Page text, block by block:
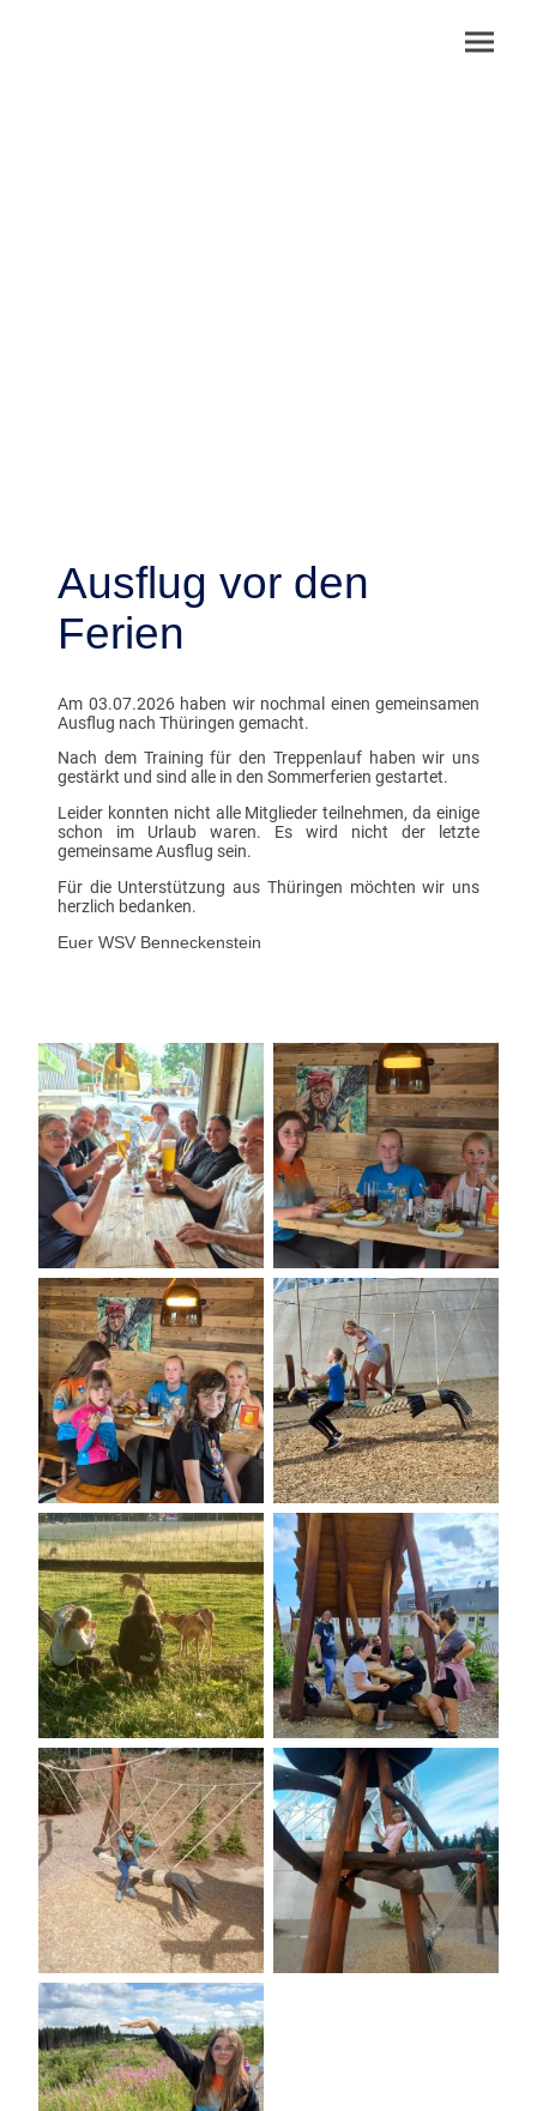
Ausflug vor den
Ferien
Am 03.07.2026 haben wir nochmal einen gemeinsamen
Ausflug nach Thüringen gemacht.
Nach dem Training für den Treppenlauf haben wir uns
gestärkt und sind alle in den Sommerferien gestartet.
Leider konnten nicht alle Mitglieder teilnehmen, da einige
schon im Urlaub waren. Es wird nicht der letzte
gemeinsame Ausflug sein.
Für die Unterstützung aus Thüringen möchten wir uns
herzlich bedanken.
Euer WSV Benneckenstein